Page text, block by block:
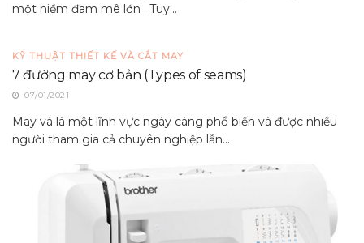
một niềm đam mê lớn . Tuy...
KỸ THUẬT THIẾT KẾ VÀ CẮT MAY
7 đường may cơ bản (Types of seams)
07/01/2021
May vá là một lĩnh vực ngày càng phổ biến và được nhiều
người tham gia cả chuyên nghiệp lẫn...